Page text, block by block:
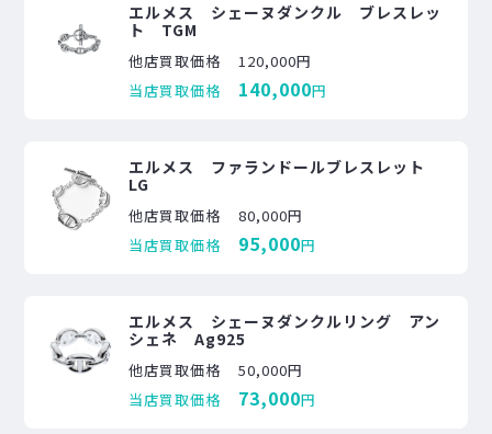
エルメス シェーヌダンクル ブレスレッ
ト TGM
他店買取価格
120,000円
当店買取価格
140,000円
エルメス ファランドールブレスレット
LG
他店買取価格
80,000円
当店買取価格
95,000円
エルメス シェーヌダンクルリング アン
シェネ Ag925
他店買取価格
50,000円
当店買取価格
73,000円